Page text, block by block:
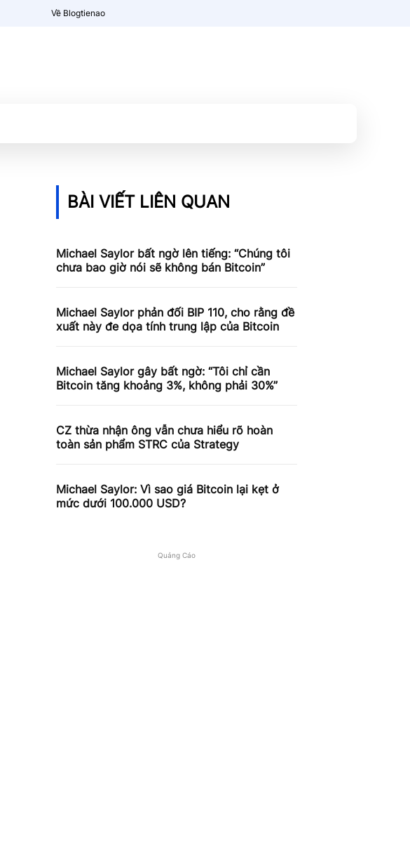
Về Blogtienao
BÀI VIẾT LIÊN QUAN
Michael Saylor bất ngờ lên tiếng: “Chúng tôi
chưa bao giờ nói sẽ không bán Bitcoin”
Michael Saylor phản đối BIP 110, cho rằng đề
xuất này đe dọa tính trung lập của Bitcoin
Michael Saylor gây bất ngờ: “Tôi chỉ cần
Bitcoin tăng khoảng 3%, không phải 30%”
CZ thừa nhận ông vẫn chưa hiểu rõ hoàn
toàn sản phẩm STRC của Strategy
Michael Saylor: Vì sao giá Bitcoin lại kẹt ở
mức dưới 100.000 USD?
Quảng Cáo